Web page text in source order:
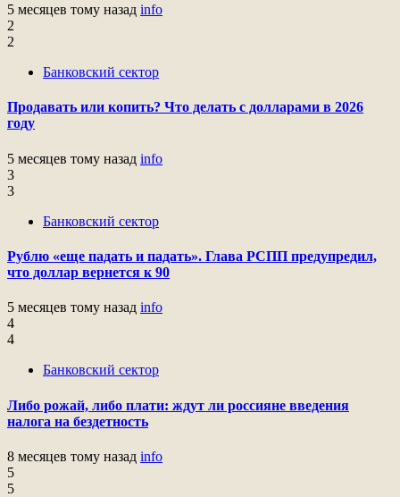
5 месяцев тому назад info
2
2
Банковский сектор
Продавать или копить? Что делать с долларами в 2026
году
5 месяцев тому назад info
3
3
Банковский сектор
Рублю «еще падать и падать». Глава РСПП предупредил,
что доллар вернется к 90
5 месяцев тому назад info
4
4
Банковский сектор
Либо рожай, либо плати: ждут ли россияне введения
налога на бездетность
8 месяцев тому назад info
5
5